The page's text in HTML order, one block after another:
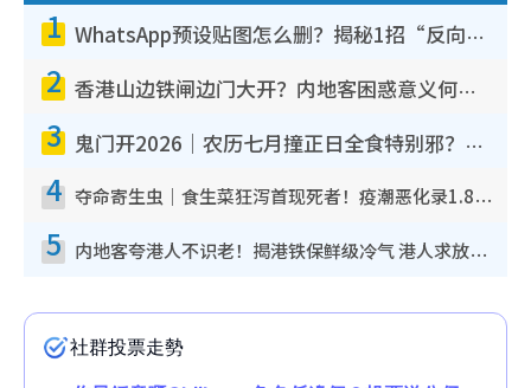
1 WhatsApp预设贴图怎么删？揭秘1招“反向操作”还原简洁界面 附3步实测教程
2 香港山边铁闸边门大开？内地客困惑意义何在！网友神回复：这种叫法理性防御
3 鬼门开2026｜农历七月撞正日全食特别邪？专家警告切忌做一事！揭4大禁忌+2招保平安
4 夺命寄生虫｜食生菜狂泻首现死者！疫潮恶化录1.8万宗病例 揭洗菜3大谬误
5 内地客夸港人不识老！揭港铁保鲜级冷气 港人求放过：别投诉